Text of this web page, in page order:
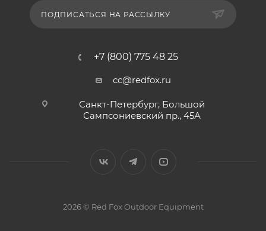
ПОДПИСАТЬСЯ НА РАССЫЛКУ
+7 (800) 775 48 25
cc@redfox.ru
Санкт-Петербург, Большой
Сампсониевский пр., 45А
2026 © Red Fox Outdoor Equipment